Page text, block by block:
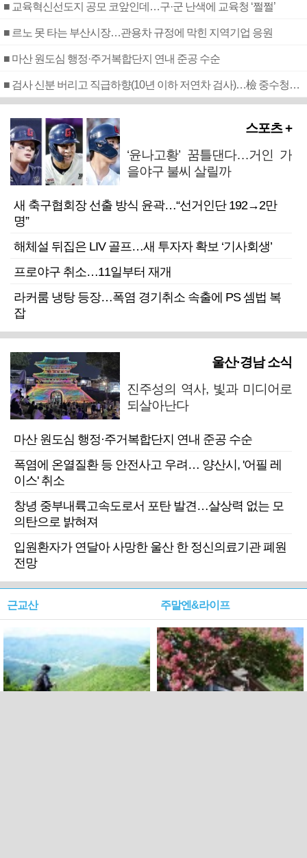
■ 교육혁신선도지 공모 코앞인데…구·군 난색에 교육청 ‘쩔쩔’
■ 르노 못 타는 부산시장…관용차 규정에 막힌 지역기업 응원
■ 마산 원도심 행정·주거복합단지 연내 준공 수순
■ 검사 신분 버리고 직급하향(10년 이하 저연차 검사)…檢 중수청행 기피
스포츠 +
‘윤나고황’ 꿈틀댄다…거인 가
을야구 불씨 살릴까
새 축구협회장 선출 방식 윤곽…“선거인단 192→2만
명”
해체설 뒤집은 LIV 골프…새 투자자 확보 ‘기사회생’
프로야구 취소…11일부터 재개
라커룸 냉탕 등장…폭염 경기취소 속출에 PS 셈법 복
잡
울산·경남 소식
진주성의 역사, 빛과 미디어로
되살아난다
마산 원도심 행정·주거복합단지 연내 준공 수순
폭염에 온열질환 등 안전사고 우려… 양산시, '어필 레
이스' 취소
창녕 중부내륙고속도로서 포탄 발견…살상력 없는 모
의탄으로 밝혀져
입원환자가 연달아 사망한 울산 한 정신의료기관 폐원
전망
근교산 주말엔&라이프